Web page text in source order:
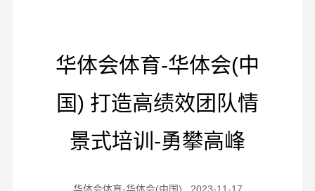
华体会体育-华体会(中
国) 打造高绩效团队情
景式培训-勇攀高峰
华体会体育-华体会(中国) 2023-11-17